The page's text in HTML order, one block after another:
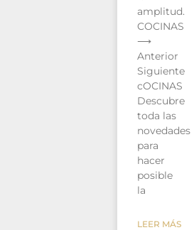
amplitud.
COCINAS
⟶
Anterior
Siguiente
cOCINAS
Descubre
toda las
novedades
para
hacer
posible
la
LEER MÁS